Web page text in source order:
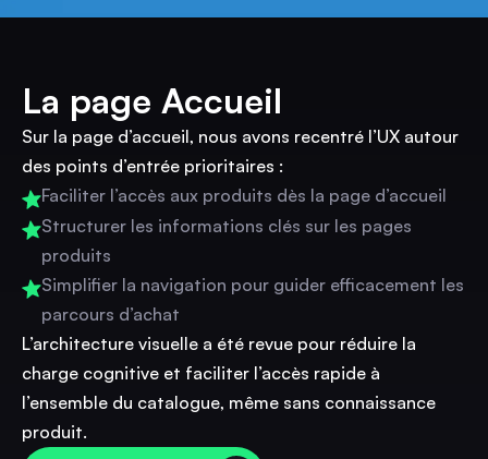
La page Accueil
Sur la page d’accueil, nous avons recentré l’UX autour
des points d’entrée prioritaires :
Faciliter l’accès aux produits dès la page d’accueil
Structurer les informations clés sur les pages
produits
Simplifier la navigation pour guider efficacement les
parcours d’achat
L’architecture visuelle a été revue pour réduire la
charge cognitive et faciliter l’accès rapide à
l’ensemble du catalogue, même sans connaissance
produit.